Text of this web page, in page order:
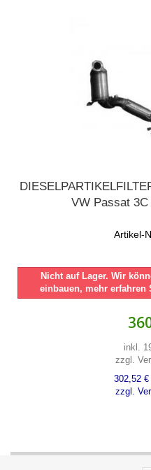
VW Passat
Artikel-
Nicht auf Lager. Wir
einbauen, mehr erfahren
inkl.
zzgl.
302,52
zzgl.